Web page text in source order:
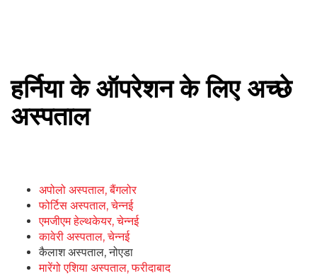
हर्निया के ऑपरेशन के लिए अच्छे
अस्पताल
अपोलो अस्पताल, बैंगलोर
फोर्टिस अस्पताल, चेन्नई
एमजीएम हेल्थकेयर, चेन्नई
कावेरी अस्पताल, चेन्नई
कैलाश अस्पताल, नोएडा
मारेंगो एशिया अस्पताल, फरीदाबाद